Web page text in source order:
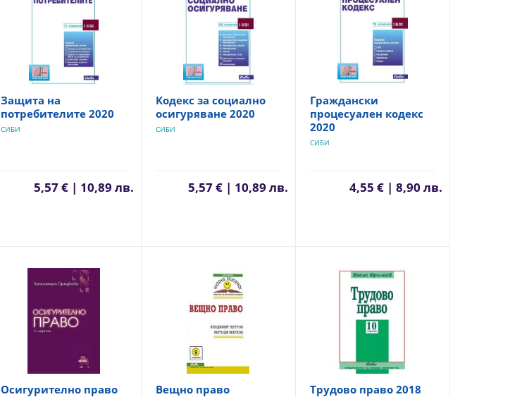
Защита на
потребителите 2020
СИБИ
5,57 € | 10,89 лв.
Кодекс за социално
осигуряване 2020
СИБИ
5,57 € | 10,89 лв.
Граждански
процесуален кодекс
2020
СИБИ
4,55 € | 8,90 лв.
Осигурително право Вещно право Трудово право 2018